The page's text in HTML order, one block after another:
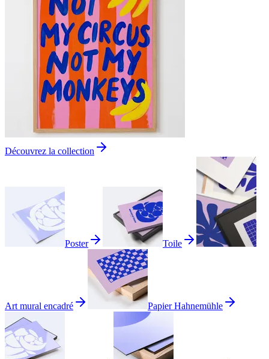
Découvrez la collection
Poster Toile
Art mural encadré Papier Hahnemühle